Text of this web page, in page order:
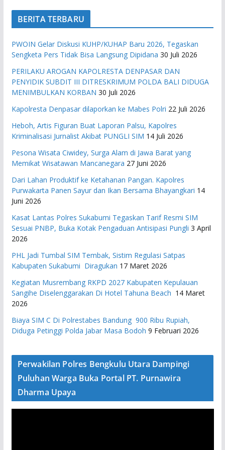
BERITA TERBARU
PWOIN Gelar Diskusi KUHP/KUHAP Baru 2026, Tegaskan
Sengketa Pers Tidak Bisa Langsung Dipidana 30 Juli 2026
PERILAKU AROGAN KAPOLRESTA DENPASAR DAN
PENYIDIK SUBDIT III DITRESKRIMUM POLDA BALI DIDUGA
MENIMBULKAN KORBAN 30 Juli 2026
Kapolresta Denpasar dilaporkan ke Mabes Polri 22 Juli 2026
Heboh, Artis Figuran Buat Laporan Palsu, Kapolres
Kriminalisasi Jurnalist Akibat PUNGLI SIM 14 Juli 2026
Pesona Wisata Ciwidey, Surga Alam di Jawa Barat yang
Memikat Wisatawan Mancanegara 27 Juni 2026
Dari Lahan Produktif ke Ketahanan Pangan. Kapolres
Purwakarta Panen Sayur dan Ikan Bersama Bhayangkari 14
Juni 2026
Kasat Lantas Polres Sukabumi Tegaskan Tarif Resmi SIM
Sesuai PNBP, Buka Kotak Pengaduan Antisipasi Pungli 3 April
2026
PHL Jadi Tumbal SIM Tembak, Sistim Regulasi Satpas
Kabupaten Sukabumi Diragukan 17 Maret 2026
Kegiatan Musrembang RKPD 2027 ​Kabupaten Kepulauan
Sangihe Diselenggarakan Di Hotel Tahuna Beach 14 Maret
2026
Biaya SIM C Di Polrestabes Bandung 900 Ribu Rupiah,
Diduga Petinggi Polda Jabar Masa Bodoh 9 Februari 2026
Perwakilan Polres Bengkulu Utara Dampingi
Puluhan Warga Buka Portal PT. Purnawira
Dharma Upaya